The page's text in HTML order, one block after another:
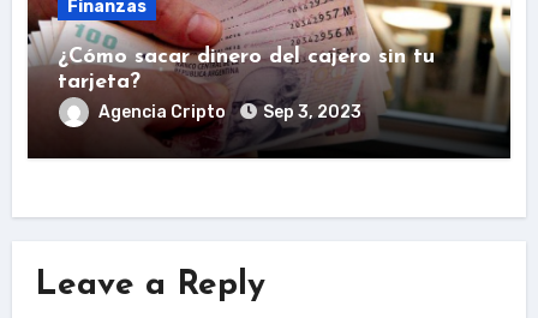
Finanzas
¿Cómo sacar dinero del cajero sin tu
tarjeta?
Agencia Cripto Sep 3, 2023
Leave a Reply